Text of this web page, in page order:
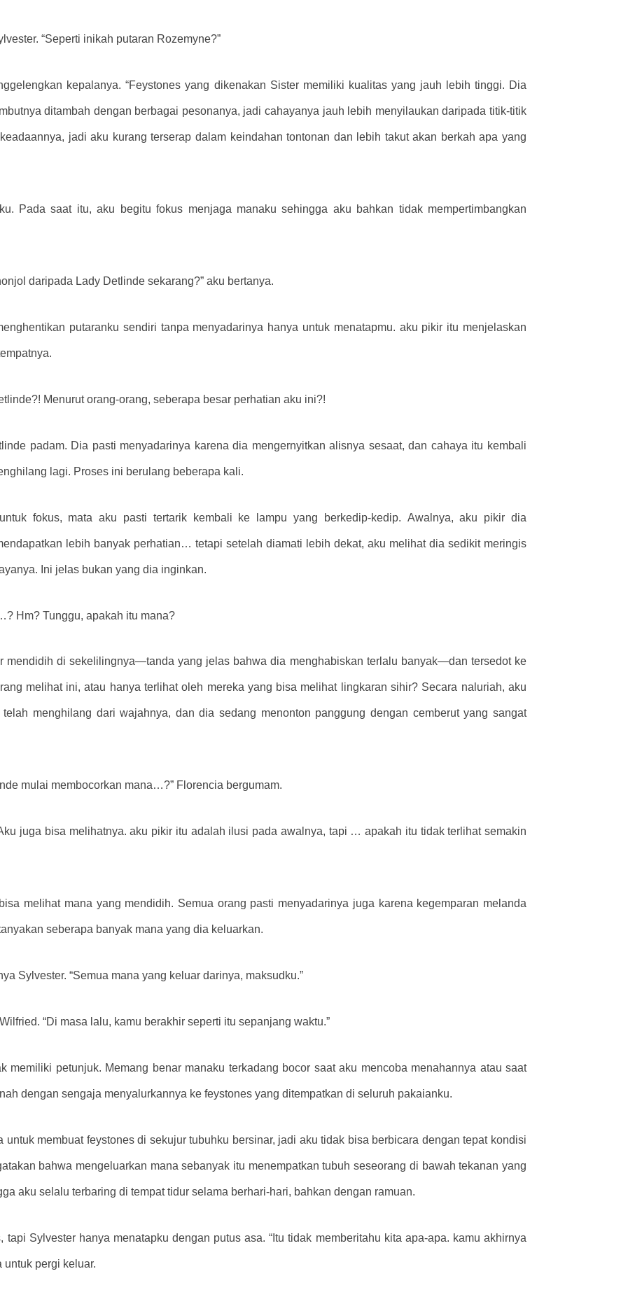
“Seperti inikah putaran Rozemyne?”
kepalanya. “Feystones yang dikenakan Sister memiliki kualitas yang jauh lebih tinggi. Dia
ditambah dengan berbagai pesonanya, jadi cahayanya jauh lebih menyilaukan daripada titik-titik
jadi aku kurang terserap dalam keindahan tontonan dan lebih takut akan berkah apa yang
Pada saat itu, aku begitu fokus menjaga manaku sehingga aku bahkan tidak mempertimbangkan
daripada Lady Detlinde sekarang?” aku bertanya.
putaranku sendiri tanpa menyadarinya hanya untuk menatapmu. aku pikir itu menjelaskan
Menurut orang-orang, seberapa besar perhatian aku ini?!
padam. Dia pasti menyadarinya karena dia mengernyitkan alisnya sesaat, dan cahaya itu kembali
lagi. Proses ini berulang beberapa kali.
fokus, mata aku pasti tertarik kembali ke lampu yang berkedip-kedip. Awalnya, aku pikir dia
lebih banyak perhatian… tetapi setelah diamati lebih dekat, aku melihat dia sedikit meringis
Ini jelas bukan yang dia inginkan.
Hm? Tunggu, apakah itu mana?
mendidih di sekelilingnya—tanda yang jelas bahwa dia menghabiskan terlalu banyak—dan tersedot ke
melihat ini, atau hanya terlihat oleh mereka yang bisa melihat lingkaran sihir? Secara naluriah, aku
menghilang dari wajahnya, dan dia sedang menonton panggung dengan cemberut yang sangat
mulai membocorkan mana…?” Florencia bergumam.
juga bisa melihatnya. aku pikir itu adalah ilusi pada awalnya, tapi … apakah itu tidak terlihat semakin
melihat mana yang mendidih. Semua orang pasti menyadarinya juga karena kegemparan melanda
seberapa banyak mana yang dia keluarkan.
Sylvester. “Semua mana yang keluar darinya, maksudku.”
“Di masa lalu, kamu berakhir seperti itu sepanjang waktu.”
memiliki petunjuk. Memang benar manaku terkadang bocor saat aku mencoba menahannya atau saat
dengan sengaja menyalurkannya ke feystones yang ditempatkan di seluruh pakaianku.
untuk membuat feystones di sekujur tubuhku bersinar, jadi aku tidak bisa berbicara dengan tepat kondisi
bahwa mengeluarkan mana sebanyak itu menempatkan tubuh seseorang di bawah tekanan yang
aku selalu terbaring di tempat tidur selama berhari-hari, bahkan dengan ramuan.
Sylvester hanya menatapku dengan putus asa. “Itu tidak memberitahu kita apa-apa. kamu akhirnya
untuk pergi keluar.